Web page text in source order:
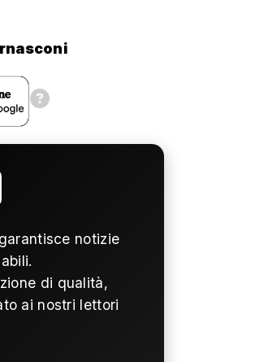
notizie
di qualità,
ai nostri lettori